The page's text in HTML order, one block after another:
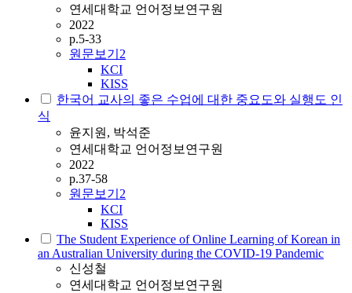
연세대학교 언어정보연구원
2022
p.5-33
원문보기 2
KCI
KISS
한국어 교사의 좋은 수업에 대한 중요도와 실행도 인
식
윤지원, 박석준
연세대학교 언어정보연구원
2022
p.37-58
원문보기 2
KCI
KISS
The Student Experience of Online Learning of Korean in
an Australian University during the COVID-19 Pandemic
신성철
연세대학교 언어정보연구원